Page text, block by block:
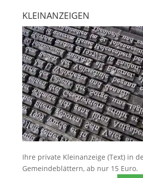
KLEINANZEIGEN
Ihre private Kleinanzeige (Text) in
Gemeindeblättern, ab nur 15 Euro.